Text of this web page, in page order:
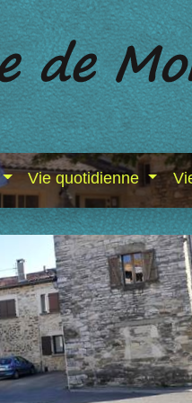
Vie quotidienne